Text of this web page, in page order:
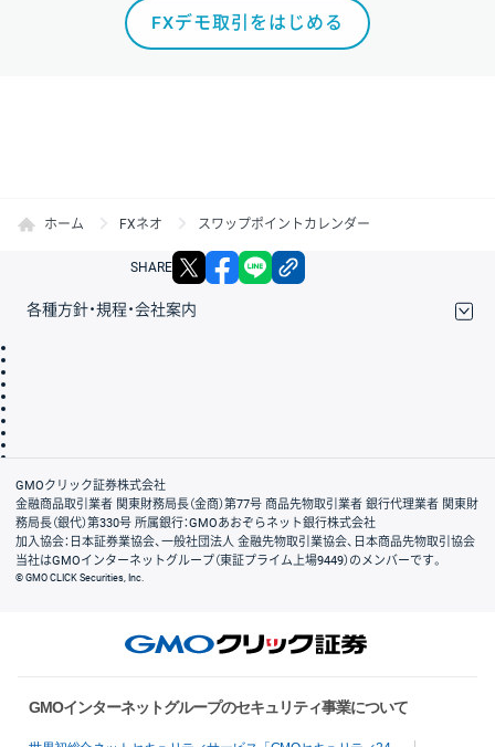
FXデモ取引をはじめる
ホーム FXネオ スワップポイントカレンダー
SHARE X facebook
各種方針・規程・会社案内
会社案内
GMOクリック証券株式会社
金融商品取引業者 関東財務局長（金商）第77号 商品先物取引業者 銀行代理業者 関東財
務局長（銀代）第330号 所属銀行：GMOあおぞらネット銀行株式会社
加入協会：日本証券業協会、一般社団法人 金融先物取引業協会、日本商品先物取引協会
当社はGMOインターネットグループ（東証プライム上場9449）のメンバーです。
© GMO CLICK Securities, Inc.
GMOインターネットグループのセキュリティ事業について